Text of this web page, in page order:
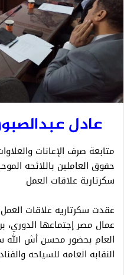
عادل
متابعة صرف الإعانات
حقوق العاملين باللائحه
سكرتارية علاقات العمل
عقدت سكرتاريه علاقات العمل
عمال مصر إجتماعها الدوري،
العام بحضور محسن أش الله
النقابه العامه للسياحه